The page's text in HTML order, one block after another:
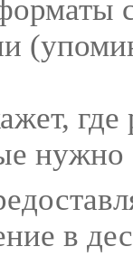
где
нужно
в